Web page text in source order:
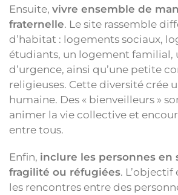
Ensuite, vivre ensemble de
fraternelle. Le site rassemble
d’habitat : logements sociaux,
étudiants, un logement familial,
d’urgence, ainsi qu’une petite
religieuses. Cette diversité crée
humaine. Des « bienveilleurs »
animer la vie collective et
entre tous.
Enfin, inclure les personnes en
fragilité ou réfugiées. L’objectif
les rencontres entre des